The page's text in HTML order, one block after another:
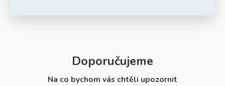
Doporučujeme
Na co bychom vás chtěli upozornit